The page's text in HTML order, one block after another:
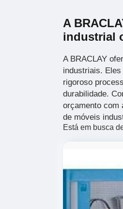
A
industrial
A BRACLAY
industriais.
rigoroso
durabilidade.
orçamento com
de móveis
Está em busca